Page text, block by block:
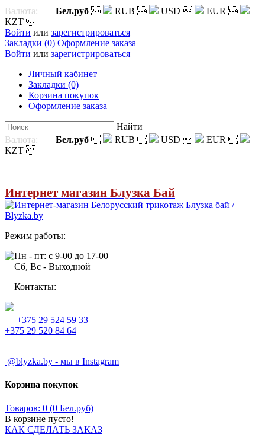
Валюта: Бел.руб  RUB  USD  EUR 
KZT 
Войти или зарегистрироваться
Закладки (0) Оформление заказа
Войти или зарегистрироваться
Личный кабинет
Закладки (0)
Корзина покупок
Оформление заказа
Найти
Валюта:
Бел.руб  RUB  USD  EUR 
KZT 
Интернет магазин Блузка Бай
Режим работы:
Пн - пт: с 9-00 до 17-00
Сб, Вс - Выходной
Контакты:
+375 29 524 59 33
+375 29 520 84 64
@blyzka.by - мы в Instagram
Корзина покупок
Товаров: 0 (0 Бел.руб)
В корзине пусто!
КАК СДЕЛАТЬ ЗАКАЗ